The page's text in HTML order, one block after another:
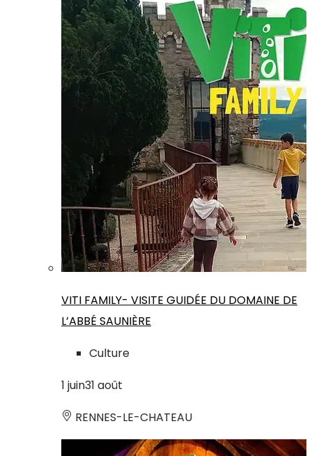
VITI FAMILY- VISITE GUIDÉE DU DOMAINE DE
L’ABBÉ SAUNIÈRE
Culture
1 juin31 août
RENNES-LE-CHATEAU